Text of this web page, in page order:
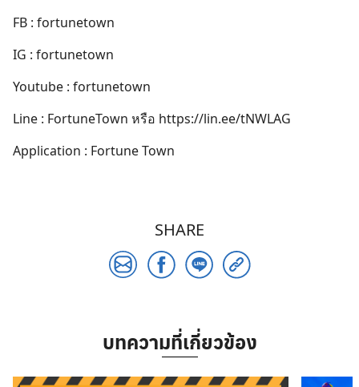
FB : fortunetown
IG : fortunetown
Youtube : fortunetown
Line : FortuneTown หรือ https://lin.ee/tNWLAG
Application : Fortune Town
SHARE
บทความที่เกี่ยวข้อง